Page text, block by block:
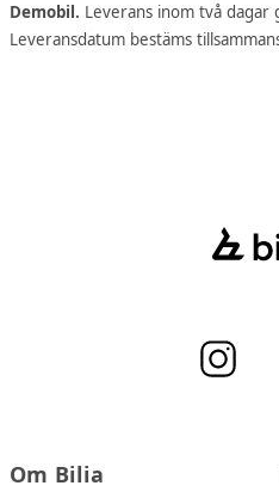
Demobil. Leverans inom två dagar
Leveransdatum bestäms
Om Bilia